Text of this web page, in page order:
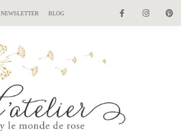
NEWSLETTER BLOG